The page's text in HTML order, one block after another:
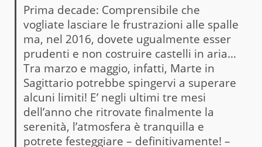
Prima decade: Comprensibile che
vogliate lasciare le frustrazioni alle spalle
ma, nel 2016, dovete ugualmente esser
prudenti e non costruire castelli in aria…
Tra marzo e maggio, infatti, Marte in
Sagittario potrebbe spingervi a superare
alcuni limiti! E’ negli ultimi tre mesi
dell’anno che ritrovate finalmente la
serenità, l’atmosfera è tranquilla e
potrete festeggiare – definitivamente! –